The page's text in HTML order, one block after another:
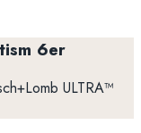
6er
ULTRA™